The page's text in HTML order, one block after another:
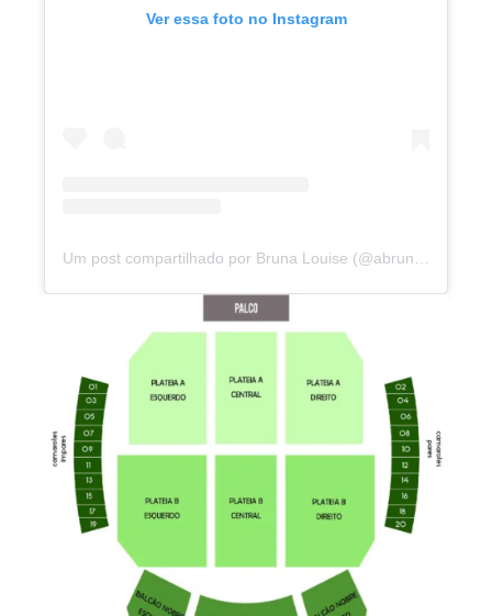
Ver essa foto no Instagram